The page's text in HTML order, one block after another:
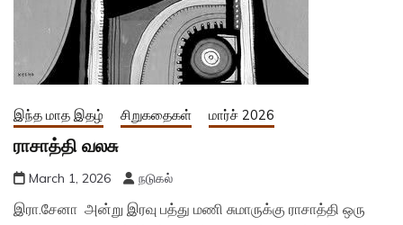
இந்த மாத இதழ் சிறுகதைகள் மார்ச் 2026
ராசாத்தி வலசு
March 1, 2026 நடுகல்
இரா.சேனா அன்று இரவு பத்து மணி சுமாருக்கு ராசாத்தி ஒரு